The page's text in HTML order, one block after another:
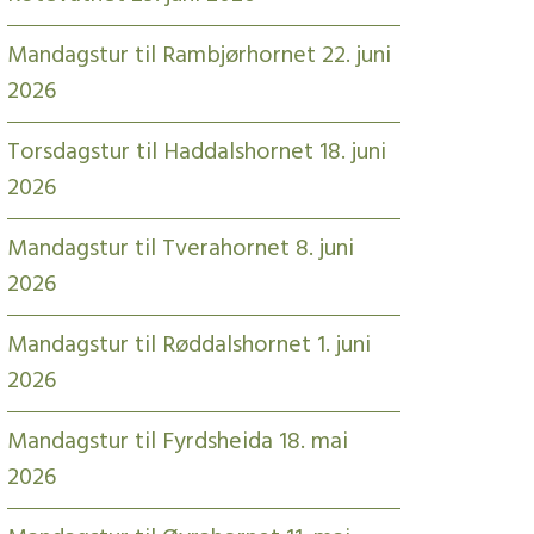
Mandagstur til Rambjørhornet 22. juni
2026
Torsdagstur til Haddalshornet 18. juni
2026
Mandagstur til Tverahornet 8. juni
2026
Mandagstur til Røddalshornet 1. juni
2026
Mandagstur til Fyrdsheida 18. mai
2026